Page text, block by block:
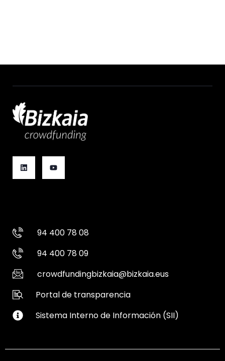
94 400 78 08
94 400 78 09
crowdfundingbizkaia@bizkaia.eus
Portal de transparencia
Sistema Interno de Información (SII)